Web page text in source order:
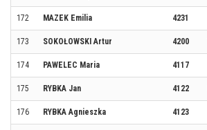
172 MAZEK Emilia 4231
173 SOKOŁOWSKI Artur 4200
174 PAWELEC Maria 4117
175 RYBKA Jan 4122
176 RYBKA Agnieszka 4123